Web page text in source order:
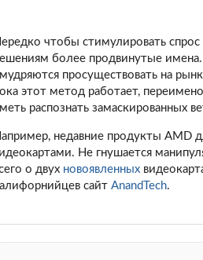
чтобы стимулировать
более продвинутые
просуществовать на
этот метод работает,
распознать замаскированных
недавние продукты AMD
Не гнушается
о двух новоявленных
сайт AnandTech.